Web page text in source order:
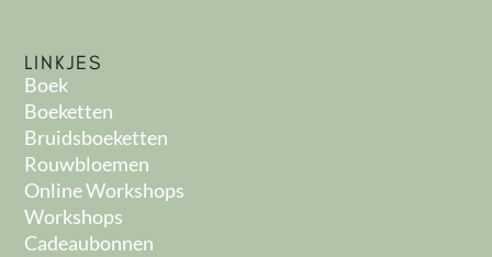
LINKJES
Boek
Boeketten
Bruidsboeketten
Rouwbloemen
Online Workshops
Workshops
Cadeaubonnen